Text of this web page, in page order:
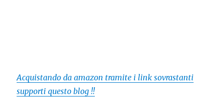
Acquistando da amazon tramite i link sovrastanti
supporti questo blog !!